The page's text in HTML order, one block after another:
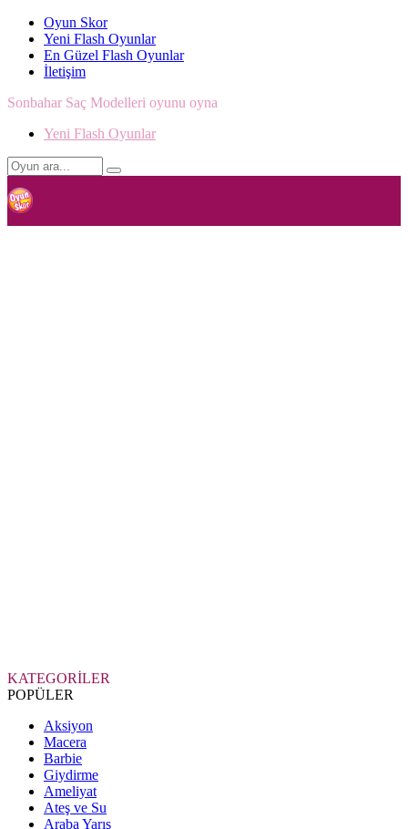
Oyun Skor
Yeni Flash Oyunlar
En Güzel Flash Oyunlar
İletişim
Sonbahar Saç Modelleri oyunu oyna
Yeni Flash Oyunlar
KATEGORİLER
POPÜLER
Aksiyon
Macera
Barbie
Giydirme
Ameliyat
Ateş ve Su
Araba Yarış